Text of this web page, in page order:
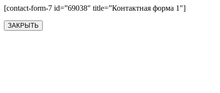
[contact-form-7 id=”69038″ title=”Контактная форма 1″]
ЗАКРЫТЬ